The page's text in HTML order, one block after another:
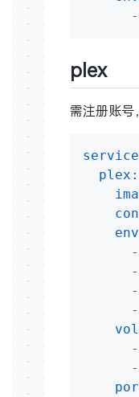
-
plex
需注册账
plex:
-
-
-
-
-
-